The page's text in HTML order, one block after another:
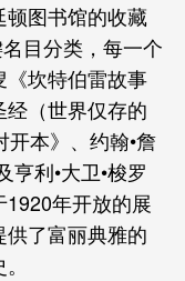
图书馆的收藏
目分类，每一个
坎特伯雷故事
（世界仅存的
本》、约翰•詹
亨利•大卫•梭罗
年开放的展
了富丽典雅的